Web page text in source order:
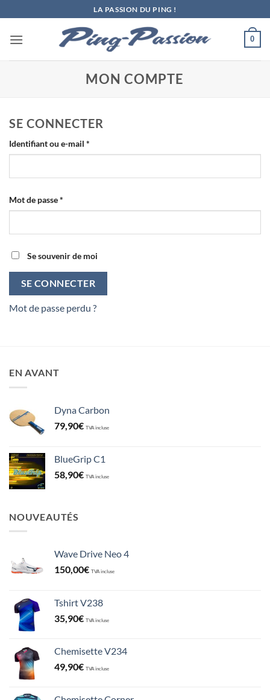
au
contenu
LA PASSION DU PING !
0
MON COMPTE
SE CONNECTER
Identifiant ou e-mail *
Mot de passe*
Se souvenir de moi
SE CONNECTER
Mot de passe perdu ?
EN AVANT
Dyna Carbon
79,90€ TVA incluse
BlueGrip C1
58,90€ TVA incluse
NOUVEAUTÉS
Wave Drive Neo 4
150,00€ TVA incluse
Tshirt V238
35,90€ TVA incluse
Chemisette V234
49,90€ TVA incluse